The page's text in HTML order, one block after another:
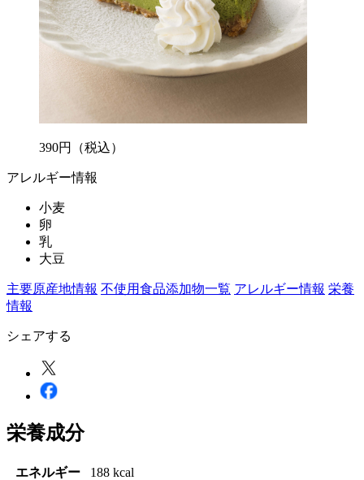
390円 （税込）
アレルギー情報
小麦
卵
乳
大豆
主要原産地情報 不使用食品添加物一覧 アレルギー情報 栄養
情報
シェアする
栄養成分
エネルギー
188 kcal